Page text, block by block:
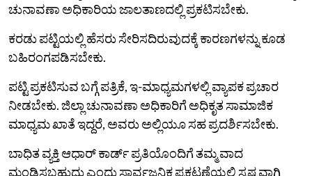
ಚುನಾವಣಾ ಅಧಿಕಾರಿಯ ಜಾಲತಾಣದಲ್ಲಿ ಪ್ರಕಟಿಸಬೇಕು.
ಕರಡು ಪಟ್ಟಿಯಲ್ಲಿ ಹೆಸರು ಸೇರಿಸದಿರುವುದಕ್ಕೆ ಕಾರಣಗಳನ್ನು ಕೂಡ
ಬಹಿರಂಗಪಡಿಸಬೇಕು.
ಪಟ್ಟಿ ಪ್ರಕಟಿಸುವ ಬಗ್ಗೆ ಪತ್ರಿಕೆ, ಇ-ಮಾಧ್ಯಮಗಳಲ್ಲಿ ವ್ಯಾಪಕ ಪ್ರಚಾರ
ನೀಡಬೇಕು. ಜಿಲ್ಲಾ ಚುನಾವಣಾ ಅಧಿಕಾರಿಗೆ ಅಧಿಕೃತ ಸಾಮಾಜಿಕ
ಮಾಧ್ಯಮ ಖಾತೆ ಇದ್ದರೆ, ಅವರು ಅಲ್ಲಿಯೂ ಸಹ ಪ್ರದರ್ಶಿಸಬೇಕು.
ಬಾಧಿತ ವ್ಯಕ್ತಿ ಆಧಾರ್ ಕಾರ್ಡ್‌ ಪ್ರತಿಯೊಂದಿಗೆ ತಮ್ಮ ವಾದ
ಮಂಡಿಸಬಹುದು ಎಂದು ಸಾರ್ವಜನಿಕ ಪ್ರಕಟಣೆಯಲ್ಲಿ ಸ್ಪಷ್ಟವಾಗಿ